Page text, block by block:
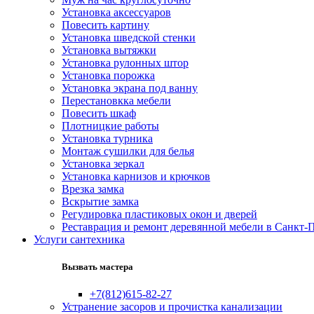
Установка аксессуаров
Повесить картину
Установка шведской стенки
Установка вытяжки
Установка рулонных штор
Установка порожка
Установка экрана под ванну
Перестановкка мебели
Повесить шкаф
Плотницкие работы
Установка турника
Монтаж сушилки для белья
Установка зеркал
Установка карнизов и крючков
Врезка замка
Вскрытие замка
Регулировка пластиковых окон и дверей
Реставрация и ремонт деревянной мебели в Санкт-
Услуги сантехника
Вызвать мастера
+7(812)615-82-27
Устранение засоров и прочистка канализации